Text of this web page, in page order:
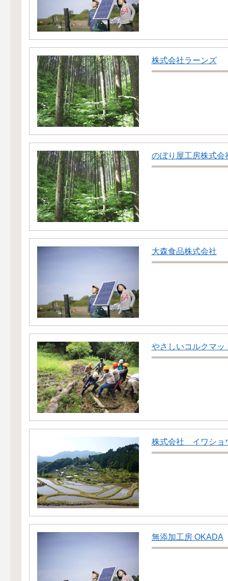
株式会社ラーンズ
のぼり屋工房株式会
大森食品株式会社
やさしいコルクマッ
株式会社 イワショ
無添加工房 OKADA